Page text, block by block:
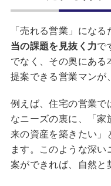
「売れる営業」になる
当の課題を見抜く力で
でなく、その奥にある
提案できる営業マンが
例えば、住宅の営業で
なニーズの裏に、「家
来の資産を築きたい」
ます。このような深
案ができれば、自然と